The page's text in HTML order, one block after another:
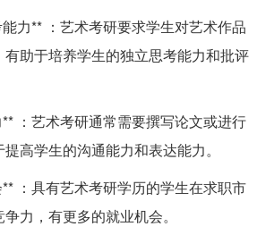
力** ：艺术考研要求学生对艺术作品
助于培养学生的独立思考能力和批评
：艺术考研通常需要撰写论文或进行
高学生的沟通能力和表达能力。
：具有艺术考研学历的学生在求职市
力，有更多的就业机会。